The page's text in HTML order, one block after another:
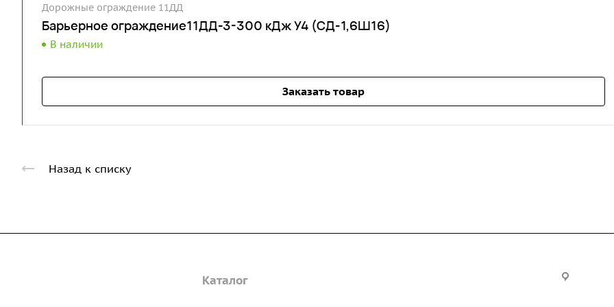
Дорожные ограждение 11ДД
Барьерное ограждение11ДД-3-300 кДж У4 (СД-1,6Ш16)
В наличии
Заказать товар
Назад к списку
Каталог